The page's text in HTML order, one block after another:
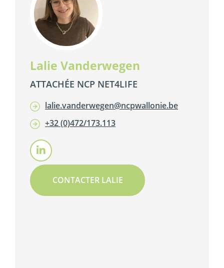
Lalie Vanderwegen
ATTACHÉE NCP NET4LIFE
lalie.vanderwegen@ncpwallonie.be
+32 (0)472/173.113
CONTACTER LALIE